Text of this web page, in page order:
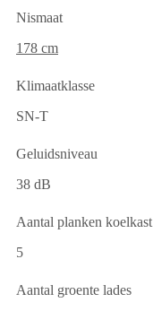
Nismaat
178 cm
Klimaatklasse
SN-T
Geluidsniveau
38 dB
Aantal planken koelkast
5
Aantal groente lades